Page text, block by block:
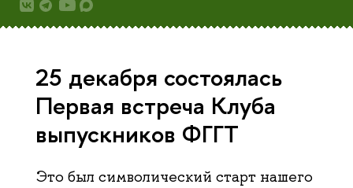
25 декабря состоялась
Первая встреча Клуба
выпускников ФГГТ
Это был символический старт нашего